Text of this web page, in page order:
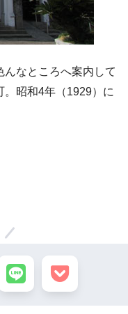
なところへ案内して
。昭和4年（1929）に